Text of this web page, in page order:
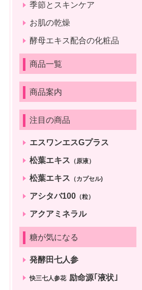
季節とスキンケア
お肌の乾燥
酵母エキス配合の化粧品
商品一覧
商品案内
注目の商品
エスワンエスGプラス
松葉エキス （原液）
松葉エキス （カプセル)
アシタバ100 （粒）
アクアミネラル
糖が気になる
発酵田七人参
快三七人参花 励命源｢液状｣